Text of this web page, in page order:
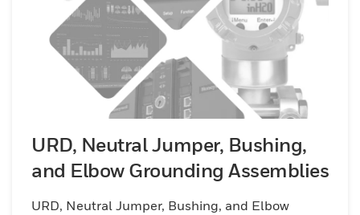
URD, Neutral Jumper, Bushing,
and Elbow Grounding Assemblies
URD, Neutral Jumper, Bushing, and Elbow